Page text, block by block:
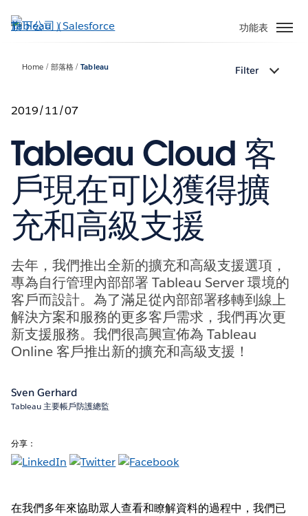
至
功能表
Home 部落格 Tableau Filter
2019/11/07
Tableau Cloud 客
戶現在可以獲得擴
充和高級支援
去年，我們推出全新的擴充和高級支援選項，
專為自行管理內部部署 Tableau Server 環境的
客戶而設計。為了滿足從內部部署移轉到線上
解決方案和服務的更多客戶需求，我們再次更
新支援服務。我們很高興宣佈為 Tableau
Online 客戶推出新的擴充和高級支援！
Sven Gerhard
Tableau 主要帳戶防護總監
分享：
在我們多年來協助眾人查看和瞭解資料的過程中，我們已